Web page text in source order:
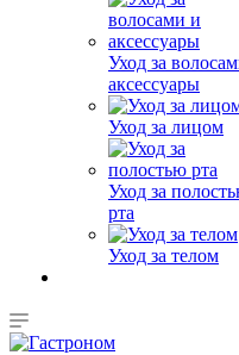
Уход за
аксессуары
Уход за лицом
Уход за
рта
Уход за телом